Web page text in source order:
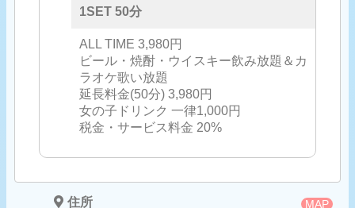
1SET 50分
ALL TIME 3,980円
ビール・焼酎・ウイスキー飲み放題＆カ
ラオケ歌い放題
延長料金(50分) 3,980円
女の子ドリンク 一律1,000円
税金・サービス料金 20%
住所 MAP